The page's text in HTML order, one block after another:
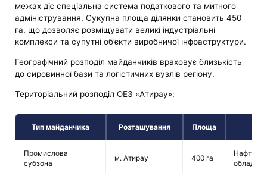
межах діє спеціальна система податкового та митного
адміністрування. Сукупна площа ділянки становить 450
га, що дозволяє розміщувати великі індустріальні
комплекси та супутні об’єкти виробничої інфраструктури.
Географічний розподіл майданчиків враховує близькість
до сировинної бази та логістичних вузлів регіону.
Територіальний розподіл ОЕЗ «Атирау»:
Тип майданчика Розташування Площа
Промислова
субзона
м. Атирау 400 га
Нафтова